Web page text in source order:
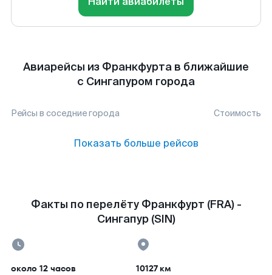
Авиарейсы из Франкфурта в ближайшие
с Сингапуром города
Рейсы в соседние города Стоимость
Показать больше рейсов
Факты по перелёту Франкфурт (FRA) -
Сингапур (SIN)
около 12 часов 10127 км